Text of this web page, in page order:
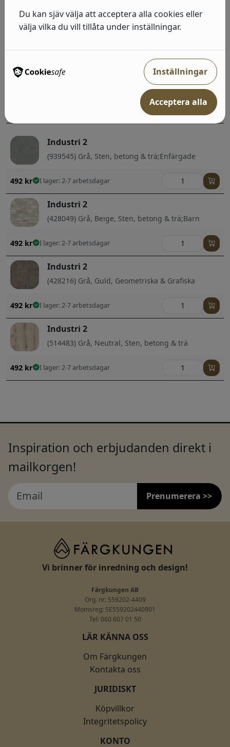
Industri 2
(939507) Grå, Sten, betong & trä
492kr I lager: 2-7 arbetsdagar
Industri 2
(939538) Beige, Sten, betong & trä
Industri 2
(939545) Grå, Sten, betong & trä;Enfärgade
492 kr I lager: 2-7 arbetsdagar
Industri 2
(428049) Grå, Beige, Sten, betong & trä;Barn
492 kr I lager: 2-7 arbetsdagar
Industri 2
(428216) Grå, Guld, Geometriska & Grafiska
492 kr I lager: 2-7 arbetsdagar
Industri 2
(514483) Grå, Neutral, Sten, betong & trä
492 kr I lager: 2-7 arbetsdagar
Inspiration och erbjudanden direkt i
mailkorgen!
Prenumerera >>
Vi brinner för inredning och design!
Färgkungen AB
Org. nr: 559202-4409
Momsreg: SE559202440901
Tel: 060 607 01 50
LÄR KÄNNA OSS
Om Färgkungen
Kontakta oss
JURIDISKT
Köpvillkor
Integritetspolicy
KONTO
Du kan sjäv välja att acceptera alla cookies eller
välja vilka du vill tillåta under inställningar.
Inställningar
Acceptera alla